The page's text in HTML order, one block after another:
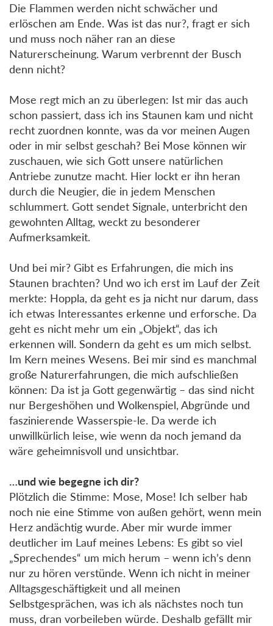
Die Flammen werden nicht schwächer und
erlöschen am Ende. Was ist das nur?, fragt er sich
und muss noch näher ran an diese
Naturerscheinung. Warum verbrennt der Busch
denn nicht?
Mose regt mich an zu überlegen: Ist mir das auch
schon passiert, dass ich ins Staunen kam und nicht
recht zuordnen konnte, was da vor meinen Augen
oder in mir selbst geschah? Bei Mose können wir
zuschauen, wie sich Gott unsere natürlichen
Antriebe zunutze macht. Hier lockt er ihn heran
durch die Neugier, die in jedem Menschen
schlummert. Gott sendet Signale, unterbricht den
gewohnten Alltag, weckt zu besonderer
Aufmerksamkeit.
Und bei mir? Gibt es Erfahrungen, die mich ins
Staunen brachten? Und wo ich erst im Lauf der Zeit
merkte: Hoppla, da geht es ja nicht nur darum, dass
ich etwas Interessantes erkenne und erforsche. Da
geht es nicht mehr um ein „Objekt“, das ich
erkennen will. Sondern da geht es um mich selbst.
Im Kern meines Wesens. Bei mir sind es manchmal
große Naturerfahrungen, die mich aufschließen
können: Da ist ja Gott gegenwärtig – das sind nicht
nur Bergeshöhen und Wolkenspiel, Abgründe und
faszinierende Wasserspie-le. Da werde ich
unwillkürlich leise, wie wenn da noch jemand da
wäre geheimnisvoll und unsichtbar.
…und wie begegne ich dir?
Plötzlich die Stimme: Mose, Mose! Ich selber hab
noch nie eine Stimme von außen gehört, wenn mein
Herz andächtig wurde. Aber mir wurde immer
deutlicher im Lauf meines Lebens: Es gibt so viel
„Sprechendes“ um mich herum – wenn ich’s denn
nur zu hören verstünde. Wenn ich nicht in meiner
Alltagsgeschäftigkeit und all meinen
Selbstgesprächen, was ich als nächstes noch tun
muss, dran vorbeileben würde. Deshalb gefällt mir